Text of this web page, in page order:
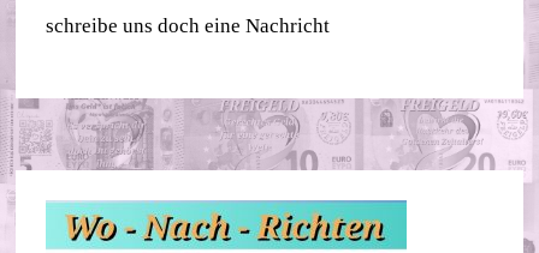
schreibe uns doch eine Nachricht